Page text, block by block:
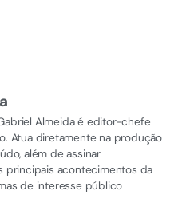
Almeida é editor-chefe
Atua diretamente na produção
além de assinar
principais acontecimentos da
de interesse público